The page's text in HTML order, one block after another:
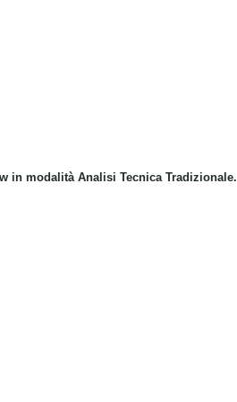
in modalità Analisi Tecnica Tradizionale.